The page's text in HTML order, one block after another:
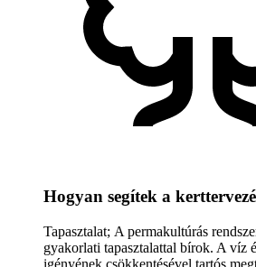
Hogyan segítek a
Tapasztalat; A permakultúrás
gyakorlati tapasztalattal bírok. A víz
igényének csökkentésével tartós